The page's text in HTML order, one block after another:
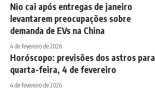
Nio cai após entregas de janeiro
levantarem preocupações sobre
demanda de EVs na China
4 de fevereiro de 2026
Horóscopo: previsões dos astros para
quarta-feira, 4 de fevereiro
4 de fevereiro de 2026